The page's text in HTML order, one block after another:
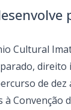
Cultural
de dez
Convenção